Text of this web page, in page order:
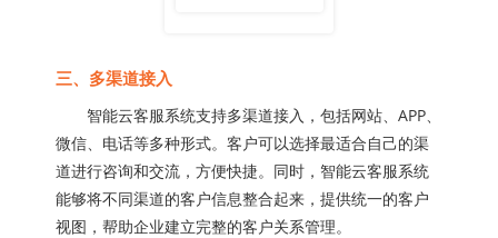
三、多渠道接入
智能云客服系统支持多渠道接入，包括网站、APP、
微信、电话等多种形式。客户可以选择最适合自己的渠
道进行咨询和交流，方便快捷。同时，智能云客服系统
能够将不同渠道的客户信息整合起来，提供统一的客户
视图，帮助企业建立完整的客户关系管理。